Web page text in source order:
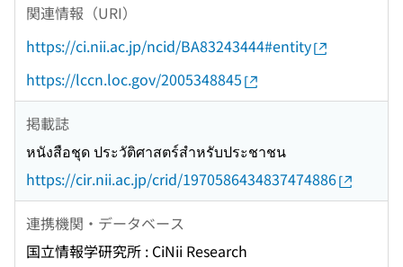
関連情報（URI）
https://ci.nii.ac.jp/ncid/BA83243444#entity
https://lccn.loc.gov/2005348845
掲載誌
หนังสือชุด ประวัติศาสตร์สำหรับประชาชน
https://cir.nii.ac.jp/crid/1970586434837474886
連携機関・データベース
国立情報学研究所 : CiNii Research